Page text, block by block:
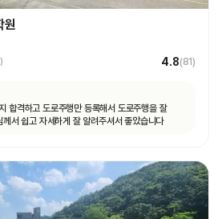
원
4.8(81)
합격하고 도로주행만 등록해서 도로주행을 잘
서 쉽고 자세하게 잘 알려주셔서 좋았습니다